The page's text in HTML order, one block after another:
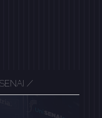
/